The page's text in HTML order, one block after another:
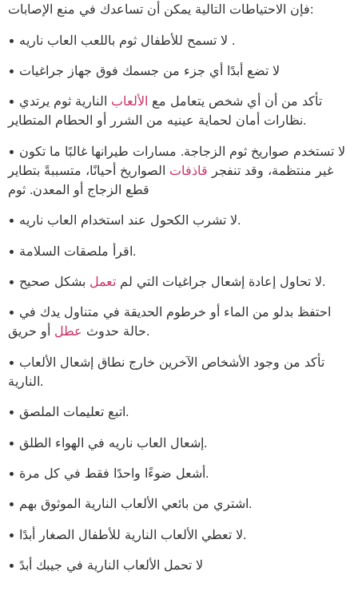
فإن الاحتياطات التالية يمكن أن تساعدك في منع الإصابات:
• لا تسمح للأطفال ثوم باللعب العاب ناريه .
• لا تضع أبدًا أي جزء من جسمك فوق جهاز جراغيات
• تأكد من أن أي شخص يتعامل مع الألعاب النارية ثوم يرتدي
نظارات أمان لحماية عينيه من الشرر أو الحطام المتطاير.
• لا تستخدم صواريخ ثوم الزجاجة. مسارات طيرانها غالبًا ما تكون
غير منتظمة، وقد تنفجر قاذفات الصواريخ أحيانًا، متسببةً بتطاير
قطع الزجاج أو المعدن. ثوم
• لا تشرب الكحول عند استخدام العاب ناريه.
• اقرأ ملصقات السلامة.
• لا تحاول إعادة إشعال جراغيات التي لم تعمل
بشكل صحيح.
• احتفظ بدلو من الماء أو خرطوم الحديقة في متناول يدك في
حالة حدوث عطل
أو حريق.
• تأكد من وجود الأشخاص الآخرين خارج نطاق إشعال الألعاب
النارية.
• اتبع تعليمات الملصق.
• إشعال العاب ناريه في الهواء الطلق.
• أشعل ضوءًا واحدًا فقط في كل مرة.
• اشتري من بائعي الألعاب النارية الموثوق بهم.
• لا تعطي الألعاب النارية للأطفال الصغار أبدًا.
• لا تحمل الألعاب النارية في جيبك أبدً